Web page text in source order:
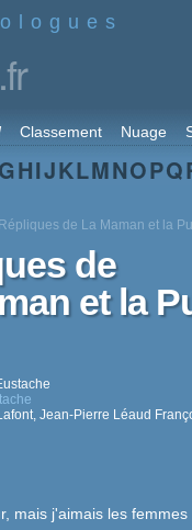
.fr
Classement Nuage
GHIJKLMNOPQ
Répliques de La Maman et la
de
et la
, Jean-Pierre Léaud
mais j'aimais les